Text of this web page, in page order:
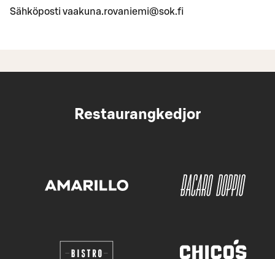
Sähköposti vaakuna.rovaniemi@sok.fi
Restaurangkedjor